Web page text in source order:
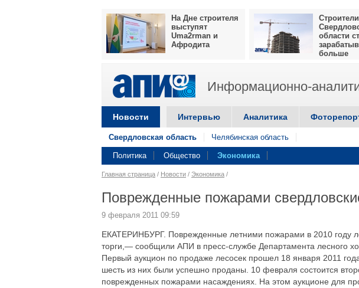
На Дне строителя
выступят
Uma2rman и
Афродита
Строители
области
больше
Информационно-
Новости Интервью Аналитика
Свердловская область Челябинская область
Политика Общество Экономика
Главная страница / Новости / Экономика /
Поврежденные пожарами
9 февраля 2011 09:59
ЕКАТЕРИНБУРГ. Поврежденные летними пожарами в 2010 году
торги,— сообщили АПИ в пресс-службе Департамента лесного
Первый аукцион по продаже лесосек прошел 18 января 2011
шесть из них были успешно проданы. 10 февраля состоится
поврежденных пожарами насаждениях. На этом аукционе для